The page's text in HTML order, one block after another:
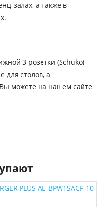
залах, а также в
3 розетки (Schuko)
для столов, а
можете на нашем сайте